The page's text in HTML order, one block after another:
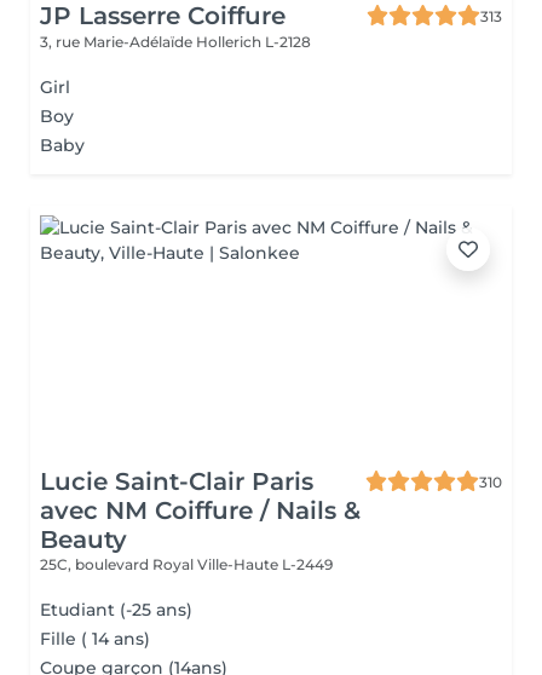
JP Lasserre Coiffure
313
3, rue Marie-Adélaïde Hollerich L-2128
Girl
Boy
Baby
Lucie Saint-Clair Paris
avec NM Coiffure / Nails &
Beauty
310
25C, boulevard Royal Ville-Haute L-2449
Etudiant (-25 ans)
Fille ( 14 ans)
Coupe garçon (14ans)